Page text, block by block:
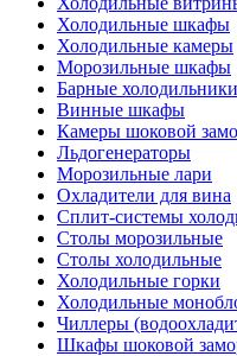
Холодильные шкафы
Холодильные камеры
Морозильные шкафы
Барные холодильники
Винные шкафы
Камеры шоковой
Льдогенераторы
Морозильные лари
Охладители для вина
Сплит-системы
Столы морозильные
Столы холодильные
Холодильные горки
Холодильные
Чиллеры
Шкафы шоковой